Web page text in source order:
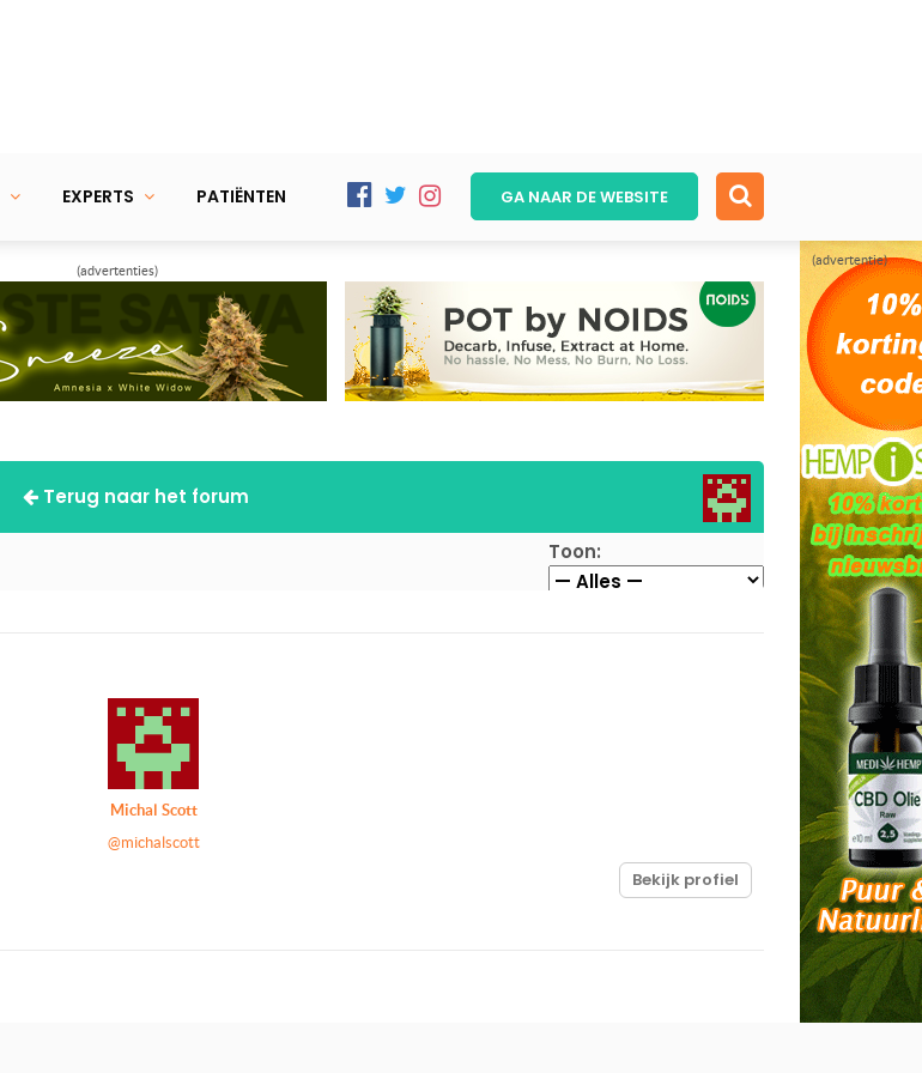
(advertentie)
EXPERTS PATIËNTEN GA NAAR DEWEBSITE
(advertenties)
Terug naar het forum
Toon:
Michal Scott
@michalscott
Bekijk profiel